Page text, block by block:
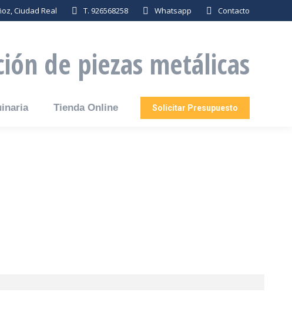
Ciudad Real T. 926568258 Whatsapp Contacto
de piezas metálicas
Tienda Online Solicitar Presupuesto